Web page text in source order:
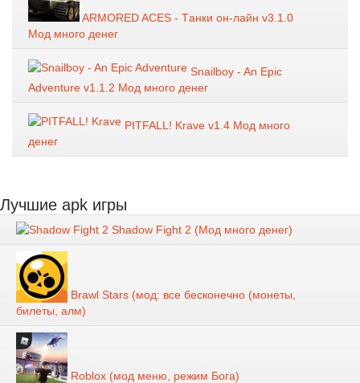
ARMORED ACES - Tанки он-лайн v3.1.0
Мод много денег
Snailboy - An Epic
Adventure v1.1.2 Мод много денег
PITFALL! Krave v1.4 Мод много
денег
Лучшие apk игры
Shadow Fight 2 (Мод много денег)
Brawl Stars (мод: все бесконечно (монеты,
билеты, алм)
Roblox (мод меню, режим Бога)